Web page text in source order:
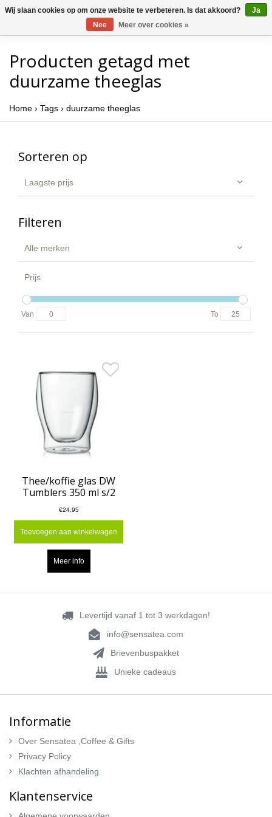
Producten getagd met
duurzame theeglas
Home › Tags › duurzame theeglas
Sorteren op
Laagste prijs
Filteren
Alle merken
Prijs
Van To
Thee/koffie glas DW
Tumblers 350 ml s/2
€24,95
Toevoegen aan winkelwagen
Meer info
Levertijd vanaf 1 tot 3 werkdagen!
info@sensatea.com
Brievenbuspakket
Unieke cadeaus
Informatie
Over Sensatea ,Coffee & Gifts
Privacy Policy
Klachten afhandeling
Klantenservice
Wij slaan cookies op om onze website te verbeteren. Is dat akkoord?
Ja
Nee
Meer over cookies »